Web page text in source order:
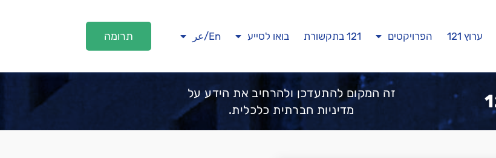
ערוץ 121 הפרויקטים 121 בתקשורת בואו לסייע En/عر תרומה
זה המקום להתעדכן ולהרחיב את הידע על
מדיניות חברתית כלכלית.